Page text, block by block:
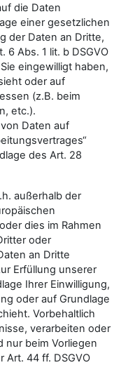
die Daten
einer gesetzlichen
der Daten an Dritte,
6 Abs. 1 lit. b DSGVO
eingewilligt haben,
oder auf
(z.B. beim
etc.).
Daten auf
des Art. 28
außerhalb der
dies im Rahmen
oder
an Dritte
Erfüllung unserer
Ihrer Einwilligung,
oder auf Grundlage
Vorbehaltlich
verarbeiten oder
nur beim Vorliegen
44 ff. DSGVO